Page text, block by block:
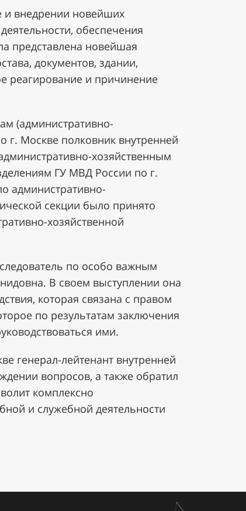
и внедрении новейших
обеспечения
представлена новейшая
документов, здании,
реагирование и причинение
(административно-
г. Москве полковник внутренней
хозяйственным
ГУ МВД России по г.
административно-
секции было принято
хозяйственной
по особо важным
В своем выступлении она
которая связана с правом
по результатам заключения
ими.
генерал-лейтенант внутренней
вопросов, а также обратил
комплексно
и служебной деятельности